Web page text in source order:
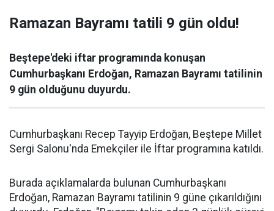
Ramazan Bayramı tatili 9 gün oldu!
Beştepe'deki iftar programında konuşan
Cumhurbaşkanı Erdoğan, Ramazan Bayramı tatilinin
9 gün olduğunu duyurdu.
Cumhurbaşkanı Recep Tayyip Erdoğan, Beştepe Millet
Sergi Salonu'nda Emekçiler ile İftar programına katıldı.
Burada açıklamalarda bulunan Cumhurbaşkanı
Erdoğan, Ramazan Bayramı tatilinin 9 güne çıkarıldığını